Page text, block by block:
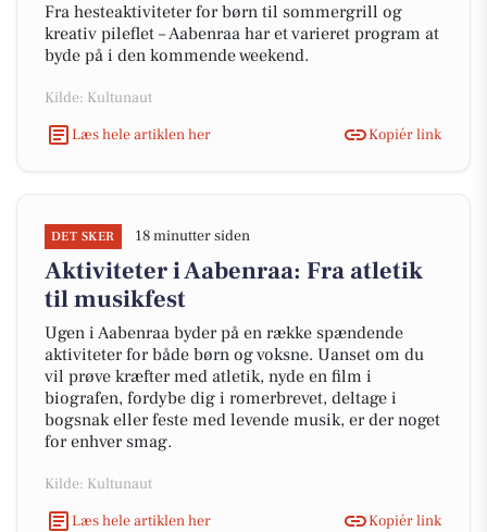
Fra hesteaktiviteter for børn til sommergrill og
kreativ pileflet – Aabenraa har et varieret program at
byde på i den kommende weekend.
Kilde: Kultunaut
Læs hele artiklen her
Kopiér link
DET SKER 18 minutter siden
Aktiviteter i Aabenraa: Fra atletik
til musikfest
Ugen i Aabenraa byder på en række spændende
aktiviteter for både børn og voksne. Uanset om du
vil prøve kræfter med atletik, nyde en film i
biografen, fordybe dig i romerbrevet, deltage i
bogsnak eller feste med levende musik, er der noget
for enhver smag.
Kilde: Kultunaut
Læs hele artiklen her
Kopiér link